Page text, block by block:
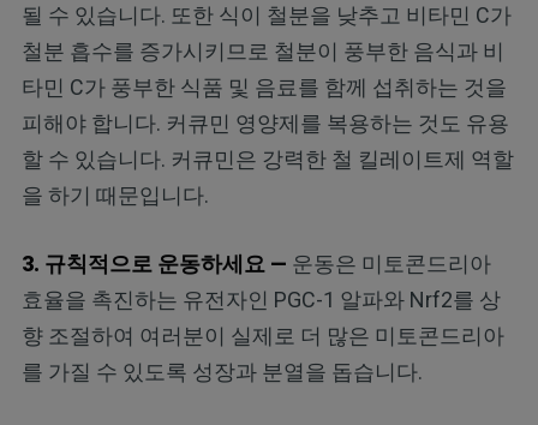
될 수 있습니다. 또한 식이 철분을 낮추고 비타민 C가
철분 흡수를 증가시키므로 철분이 풍부한 음식과 비
타민 C가 풍부한 식품 및 음료를 함께 섭취하는 것을
피해야 합니다. 커큐민 영양제를 복용하는 것도 유용
할 수 있습니다. 커큐민은 강력한 철 킬레이트제 역할
을 하기 때문입니다.
3. 규칙적으로 운동하세요 — 운동은 미토콘드리아
효율을 촉진하는 유전자인 PGC-1 알파와 Nrf2를 상
향 조절하여 여러분이 실제로 더 많은 미토콘드리아
를 가질 수 있도록 성장과 분열을 돕습니다.